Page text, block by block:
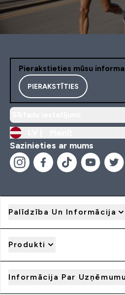
Pierakstieties mūsu
PIERAKSTĪTIES
Sazinieties ar mums
Palīdzība Un Informācija
Produkti
Informācija Par Uzņēmumu